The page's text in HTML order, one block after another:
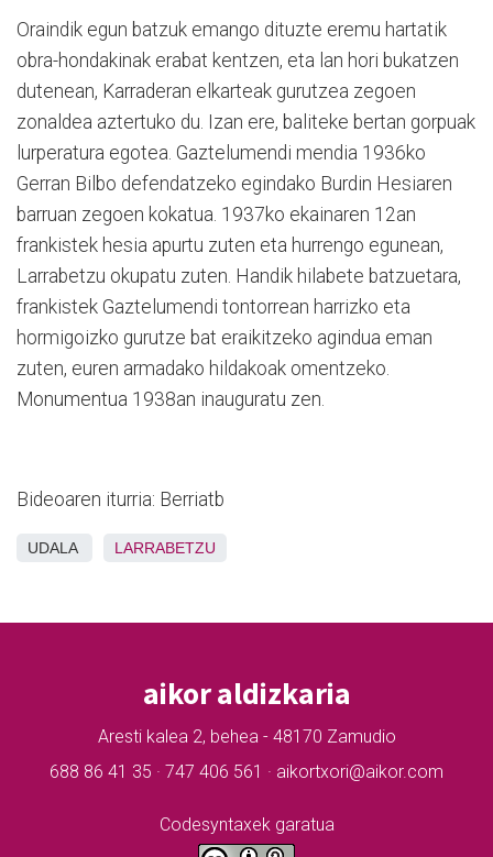
Oraindik egun batzuk emango dituzte eremu hartatik
obra-hondakinak erabat kentzen, eta lan hori bukatzen
dutenean, Karraderan elkarteak gurutzea zegoen
zonaldea aztertuko du. Izan ere, baliteke bertan gorpuak
lurperatura egotea. Gaztelumendi mendia 1936ko
Gerran Bilbo defendatzeko egindako Burdin Hesiaren
barruan zegoen kokatua. 1937ko ekainaren 12an
frankistek hesia apurtu zuten eta hurrengo egunean,
Larrabetzu okupatu zuten. Handik hilabete batzuetara,
frankistek Gaztelumendi tontorrean harrizko eta
hormigoizko gurutze bat eraikitzeko agindua eman
zuten, euren armadako hildakoak omentzeko.
Monumentua 1938an inauguratu zen.
Bideoaren iturria: Berriatb
UDALA LARRABETZU
aikor aldizkaria
Aresti kalea 2, behea - 48170 Zamudio
688 86 41 35 · 747 406 561 · aikortxori@aikor.com
Codesyntaxek garatua